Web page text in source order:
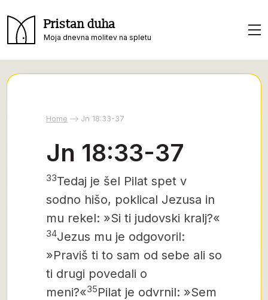
Pristan duha
Moja dnevna molitev na spletu
Home Jn 18:33-37
Jn 18:33-37
33Tedaj je šel Pilat spet v
sodno hišo, poklical Jezusa in
mu rekel: »Si ti judovski kralj?«
34Jezus mu je odgovoril:
»Praviš ti to sam od sebe ali so
ti drugi povedali o
meni?«35Pilat je odvrnil: »Sem